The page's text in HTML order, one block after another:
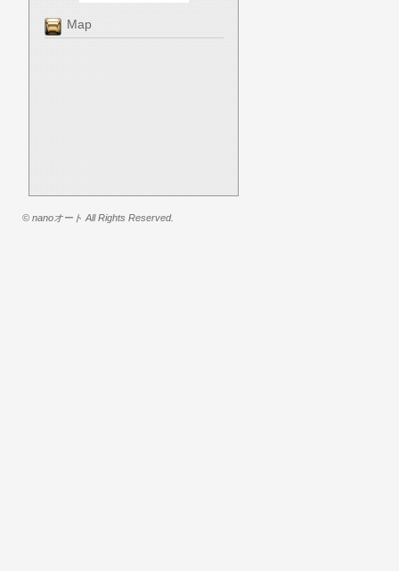
Map
© nanoオート All Rights Reserved.